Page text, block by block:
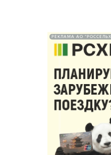
РЕКЛАМА АО